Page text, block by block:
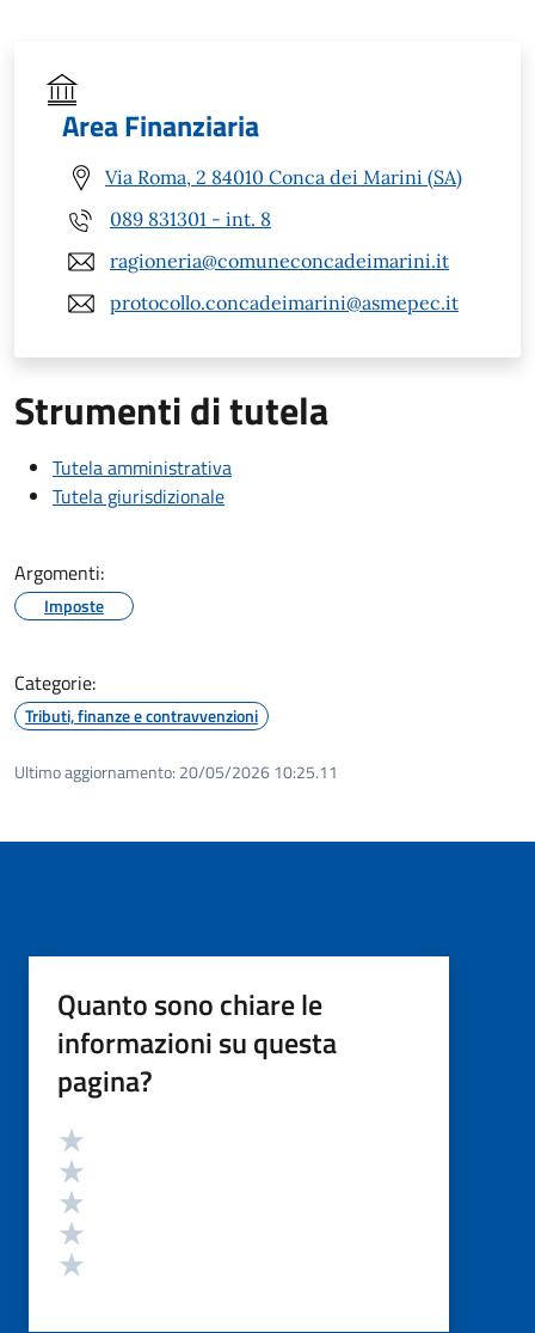
Area Finanziaria
Via Roma, 2 84010 Conca dei Marini (SA)
089 831301 - int. 8
ragioneria@comuneconcadeimarini.it
protocollo.concadeimarini@asmepec.it
Strumenti di tutela
Tutela amministrativa
Tutela giurisdizionale
Argomenti:
Imposte
Categorie:
Tributi, finanze e contravvenzioni
Ultimo aggiornamento: 20/05/2026 10:25.11
Quanto sono chiare le
informazioni su questa
pagina?
Valutazione